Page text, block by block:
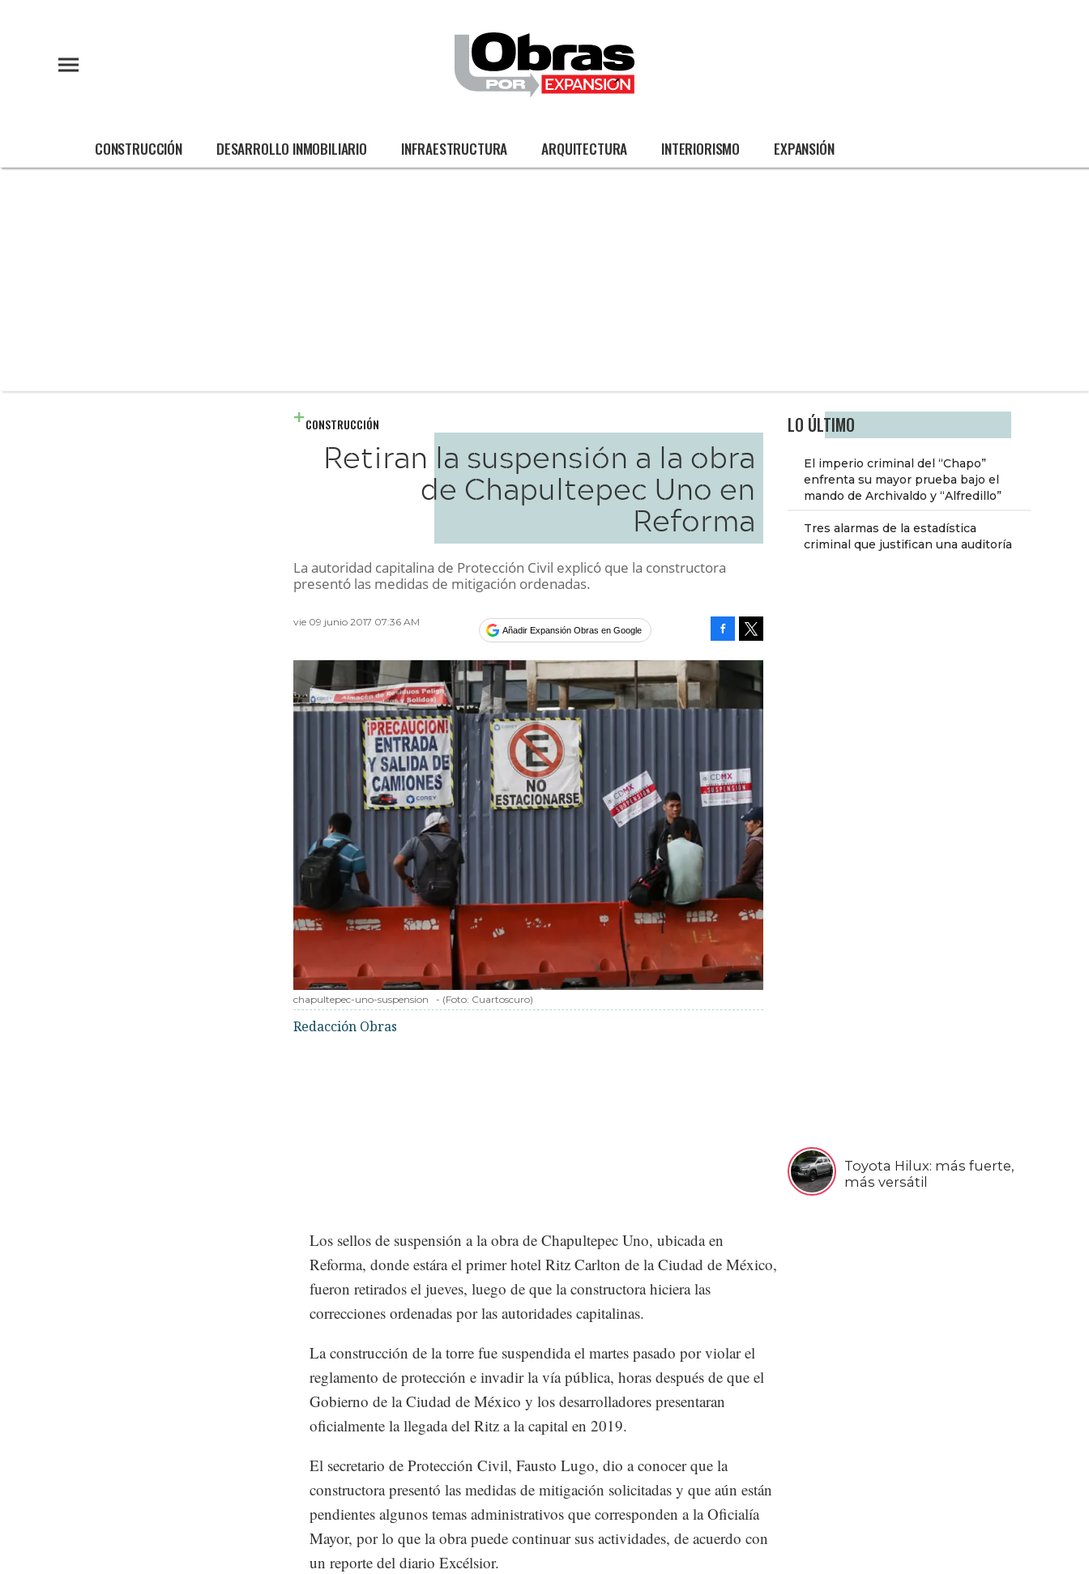
CONSTRUCCIÓN DESARROLLO INMOBILIARIO INFRAESTRUCTURA ARQUITECTURA INTERIORISMO EXPANSIÓN
LO ÚLTIMO
El imperio criminal del “Chapo”
enfrenta su mayor prueba bajo el
mando de Archivaldo y “Alfredillo”
Tres alarmas de la estadística
criminal que justifican una auditoría
Toyota Hilux: más fuerte,
más versátil
CONSTRUCCIÓN
Retiran la suspensión a la obra
de Chapultepec Uno en
Reforma
La autoridad capitalina de Protección Civil explicó que la constructora
presentó las medidas de mitigación ordenadas.
vie 09 junio 2017 07:36 AM
Añadir Expansión Obras en Google
chapultepec-uno-suspension - (Foto: Cuartoscuro)
Redacción Obras
Los sellos de suspensión a la obra de Chapultepec Uno, ubicada en
Reforma, donde estára el primer hotel Ritz Carlton de la Ciudad de México,
fueron retirados el jueves, luego de que la constructora hiciera las
correcciones ordenadas por las autoridades capitalinas.
La construcción de la torre fue suspendida el martes pasado por violar el
reglamento de protección e invadir la vía pública, horas después de que el
Gobierno de la Ciudad de México y los desarrolladores presentaran
oficialmente la llegada del Ritz a la capital en 2019.
El secretario de Protección Civil, Fausto Lugo, dio a conocer que la
constructora presentó las medidas de mitigación solicitadas y que aún están
pendientes algunos temas administrativos que corresponden a la Oficialía
Mayor, por lo que la obra puede continuar sus actividades, de acuerdo con
un reporte del diario Excélsior.